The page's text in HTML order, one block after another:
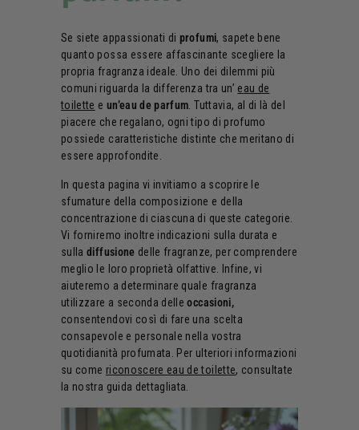
Se siete appassionati di profumi, sapete bene
quanto possa essere affascinante scegliere la
propria fragranza ideale. Uno dei dilemmi più
comuni riguarda la differenza tra un’ eau de
toilette e un’eau de parfum . Tuttavia, al di là del
piacere che regalano, ogni tipo di profumo
possiede caratteristiche distinte che meritano di
essere approfondite.
In questa pagina vi invitiamo a scoprire le
sfumature della composizione e della
concentrazione di ciascuna di queste categorie.
Vi forniremo inoltre indicazioni sulla durata e
sulladiffusione delle fragranze, per comprendere
meglio le loro proprietà olfattive. Infine, vi
aiuteremo a determinare quale fragranza
utilizzare a seconda delleoccasioni,
consentendovi così di fare una scelta
consapevole e personale nella vostra
quotidianità profumata. Per ulteriori informazioni
su come riconoscere eau de toilette, consultate
la nostra guida dettagliata.